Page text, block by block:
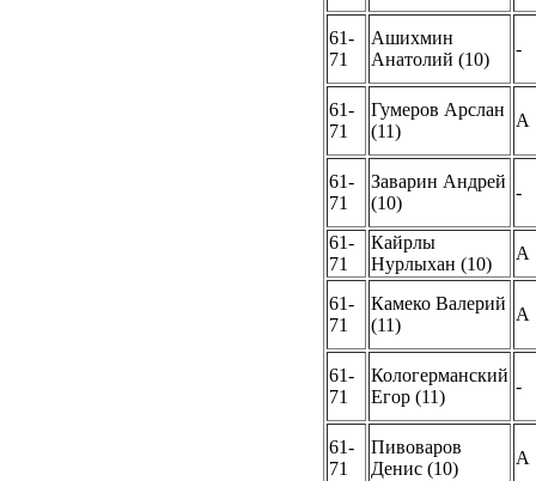
61-
71
Ашихмин
Анатолий (10)
-
61-
71
Гумеров Арслан
(11)
A
61-
71
Заварин Андрей
(10)
-
61-
71
Кайрлы
Нурлыхан (10)
A
61-
71
Камеко Валерий
(11)
A
61-
71
Кологерманский
Егор (11)
-
61-
71
Пивоваров
Денис (10)
A